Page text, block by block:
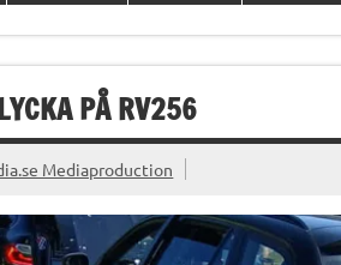
PÅ RV256
Mediaproduction